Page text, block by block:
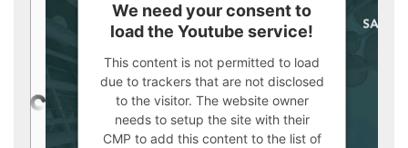
We need your consent to
load the Youtube service!
This content is not permitted to load
due to trackers that are not disclosed
to the visitor. The website owner
needs to setup the site with their
CMP to add this content to the list of